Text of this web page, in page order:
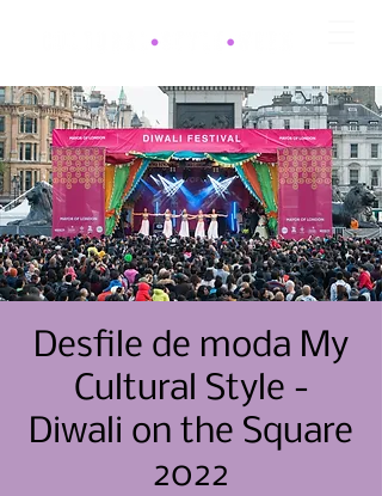
Desfile de moda My
Cultural Style -
Diwali on the Square
2022